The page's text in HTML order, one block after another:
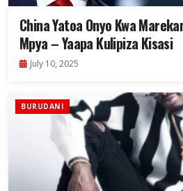
China Yatoa Onyo Kwa
Mpya – Yaapa Kulipiza Kisasi
July 10, 2025
BURUDANI